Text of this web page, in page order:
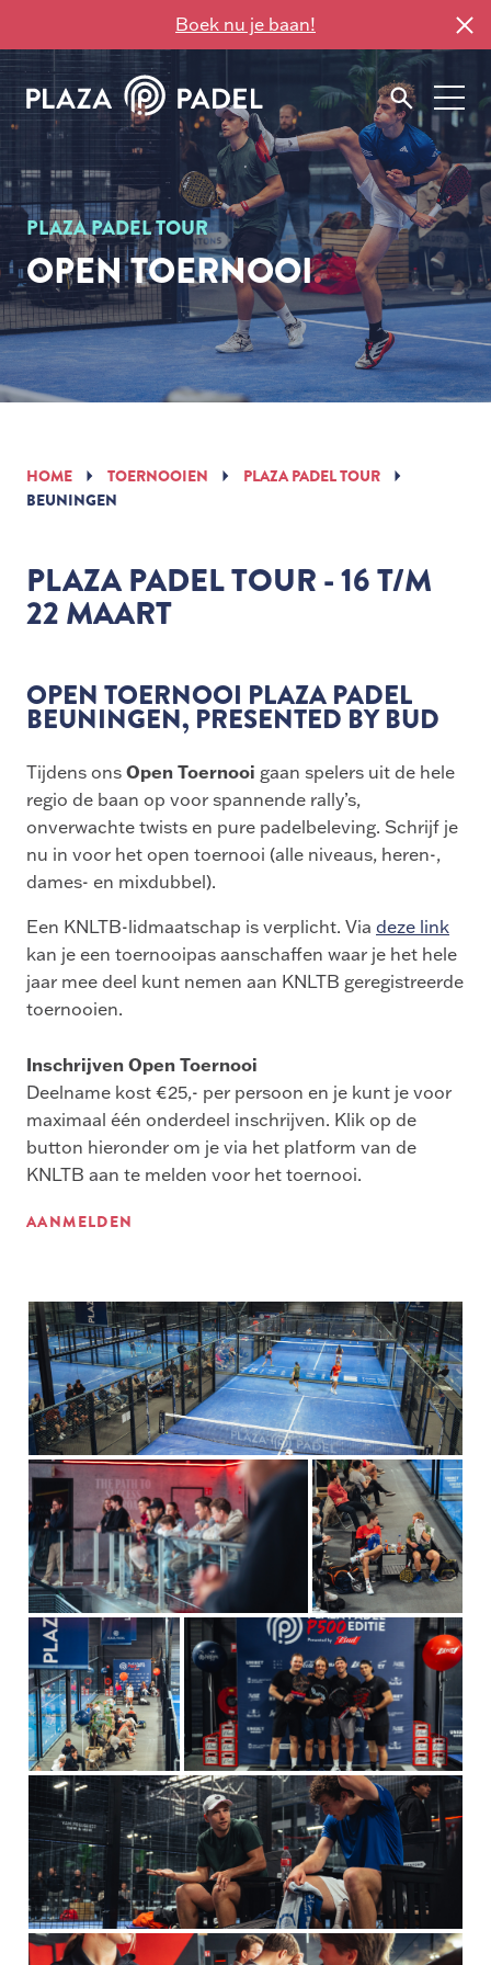
Boek nu je baan!
PLAZA PADEL TOUR
OPEN TOERNOOI
HOME TOERNOOIEN
PLAZA PADEL TOUR
BEUNINGEN
PLAZA PADEL TOUR - 16 T/M
22 MAART
OPEN TOERNOOI PLAZA PADEL
BEUNINGEN, PRESENTED BY BUD
Tijdens ons Open Toernooi gaan spelers uit de hele
regio de baan op voor spannende rally’s,
onverwachte twists en pure padelbeleving. Schrijf je
nu in voor het open toernooi (alle niveaus, heren-,
dames- en mixdubbel).
Een KNLTB-lidmaatschap is verplicht. Via deze link
kan je een toernooipas aanschaffen waar je het hele
jaar mee deel kunt nemen aan KNLTB geregistreerde
toernooien.
Inschrijven Open Toernooi
Deelname kost €25,- per persoon en je kunt je voor
maximaal één onderdeel inschrijven. Klik op de
button hieronder om je via het platform van de
KNLTB aan te melden voor het toernooi.
AANMELDEN